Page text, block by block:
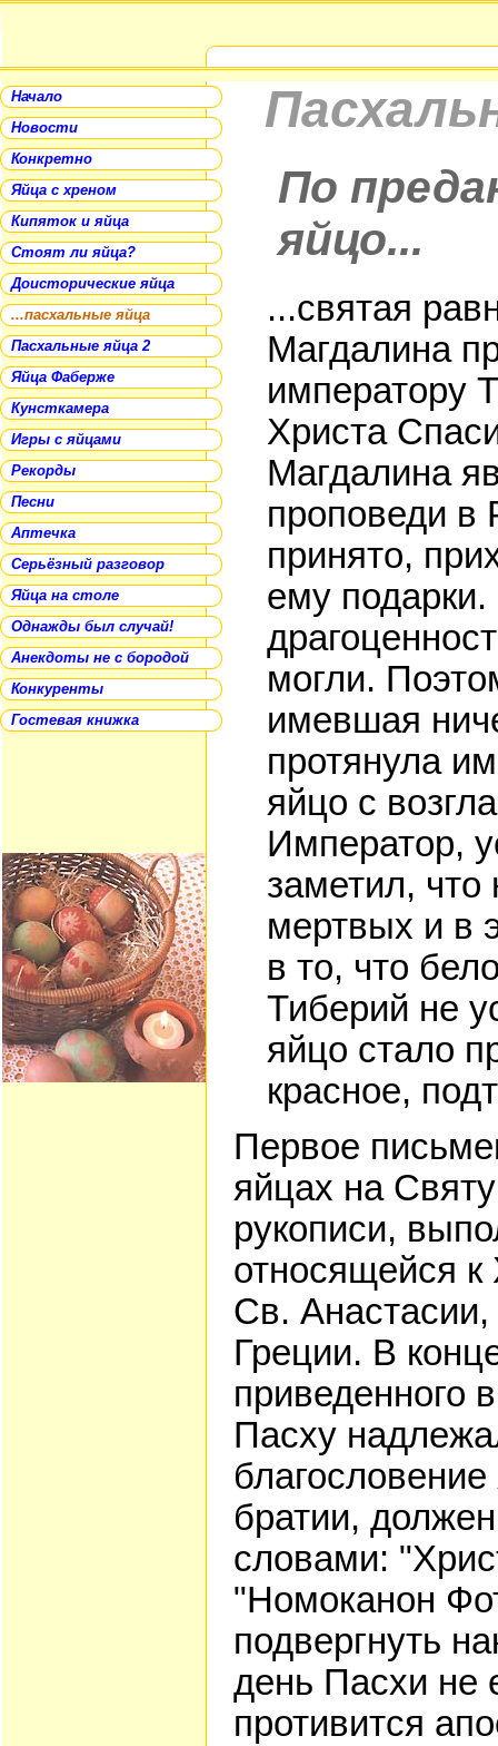
Начало
Новости
Конкретно
Яйца с хреном
Кипяток и яйца
Стоят ли яйца?
Доисторические яйца
...пасхальные яйца
Пасхальные яйца 2
Яйца Фаберже
Кунсткамера
Игры с яйцами
Рекорды
Песни
Аптечка
Серьёзный разговор
Яйца на столе
Однажды был случай!
Анекдоты не с бородой
Конкуренты
Гостевая книжка
По
яйцо...
...святая
Магдалина
императору
Христа
Магдалина
проповеди
принято,
ему
могли.
имевшая
протянула
яйцо с
Император,
заметил, что
мертвых и в
в то, что
Тиберий не
яйцо стало
красное,
Первое
яйцах на
рукописи,
относящейся к
Св. Анастасии,
Греции. В
приведенного
Пасху
братии,
словами:
"Номоканон
подвергнуть
день Пасхи не
противится